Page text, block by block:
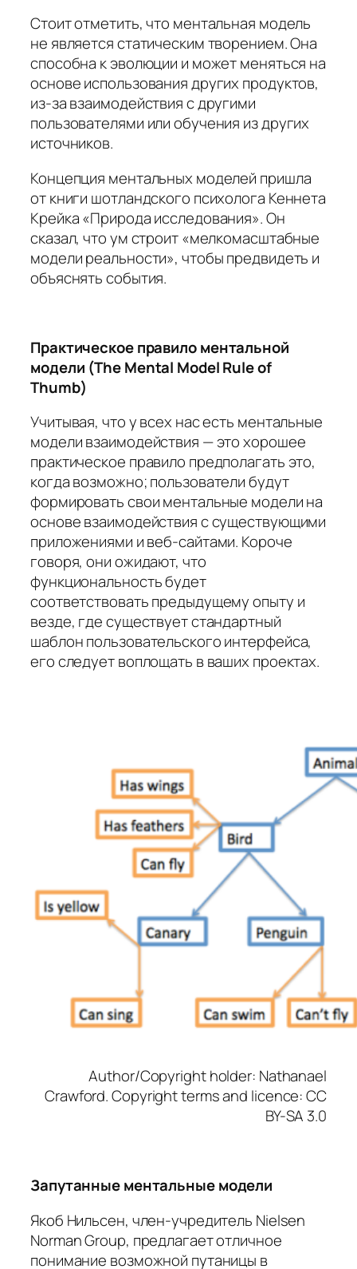
Стоит отметить, что ментальная модель
не является статическим творением. Она
способна к эволюции и может меняться на
основе использования других продуктов,
из-за взаимодействия с другими
пользователями или обучения из других
источников.
Концепция ментальных моделей пришла
от книги шотландского психолога Кеннета
Крейка «Природа исследования». Он
сказал, что ум строит «мелкомасштабные
модели реальности», чтобы предвидеть и
объяснять события.
Практическое правило ментальной
модели (The Mental Model Rule of
Thumb)
Учитывая, что у всех нас есть ментальные
модели взаимодействия — это хорошее
практическое правило предполагать это,
когда возможно; пользователи будут
формировать свои ментальные модели на
основе взаимодействия с существующими
приложениями и веб-сайтами. Короче
говоря, они ожидают, что
функциональность будет
соответствовать предыдущему опыту и
везде, где существует стандартный
шаблон пользовательского интерфейса,
его следует воплощать в ваших проектах.
Author/Copyright holder: Nathanael
Crawford. Copyright terms and licence: CC
BY-SA 3.0
Запутанные ментальные модели
Якоб Нильсен, член-учредитель Nielsen
Norman Group, предлагает отличное
понимание возможной путаницы в